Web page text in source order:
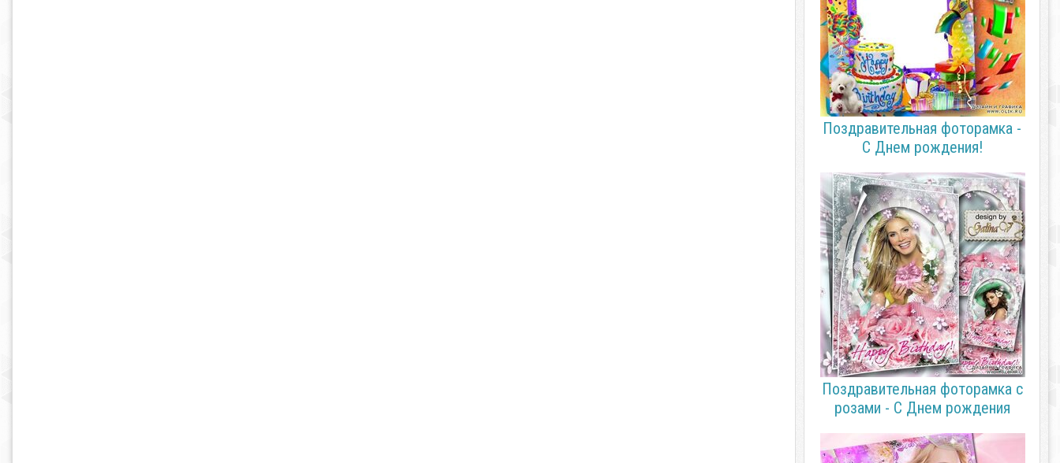
Поздравительная фоторамка -
С Днем рождения!
Поздравительная фоторамка с
розами - С Днем рождения